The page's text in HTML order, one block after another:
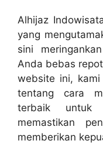
Alhijaz
yang
sini
Anda bebas
website ini,
tentang cara
terbaik untuk
memastikan
memberikan